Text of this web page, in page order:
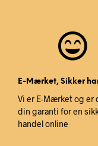
E-Mærket, Sikker
Vi er E-Mærket og er
din garanti for en
handel online